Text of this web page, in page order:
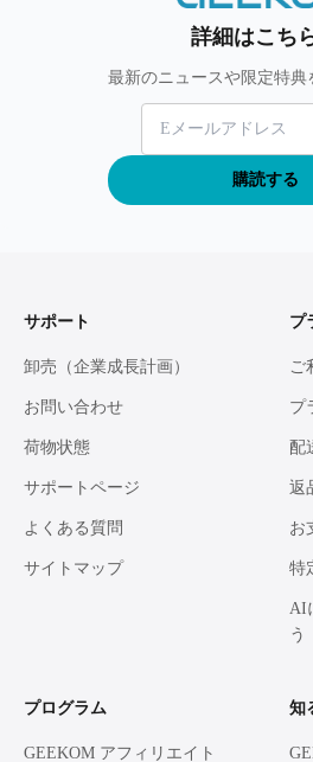
詳細はこち
最新のニュースや限定特典
購読する
サポート
卸売（企業成長計画）
お問い合わせ
荷物状態
サポートページ
よくある質問
サイトマップ
プ
ご
プ
配
返
お
特
AI
う
プログラム
GEEKOM アフィリエイト
知